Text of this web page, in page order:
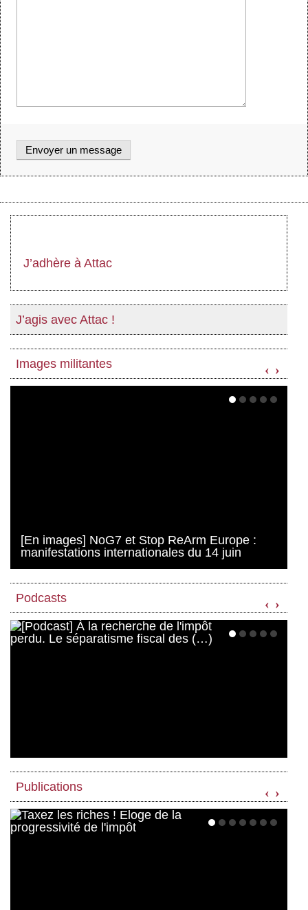
J’adhère à Attac
J’agis avec Attac !
Images militantes
[En images] NoG7 et Stop ReArm Europe :
manifestations internationales du 14 juin
‹ ›
Podcasts ‹ ›
Publications ‹ ›